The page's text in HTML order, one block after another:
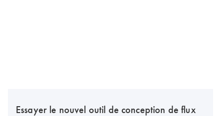
Essayer le nouvel outil de conception de flux